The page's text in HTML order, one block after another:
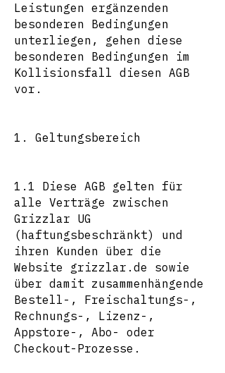
Leistungen ergänzenden
besonderen Bedingungen
unterliegen, gehen diese
besonderen Bedingungen im
Kollisionsfall diesen AGB
vor.
1. Geltungsbereich
1.1 Diese AGB gelten für
alle Verträge zwischen
Grizzlar UG
(haftungsbeschränkt) und
ihren Kunden über die
Website grizzlar.de sowie
über damit zusammenhängende
Bestell-, Freischaltungs-,
Rechnungs-, Lizenz-,
Appstore-, Abo- oder
Checkout-Prozesse.